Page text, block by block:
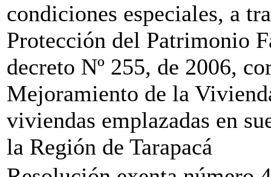
condiciones especiales, a
Protección del Patrimonio
decreto Nº 255, de 2006,
Mejoramiento de la
viviendas emplazadas en
la Región de Tarapacá